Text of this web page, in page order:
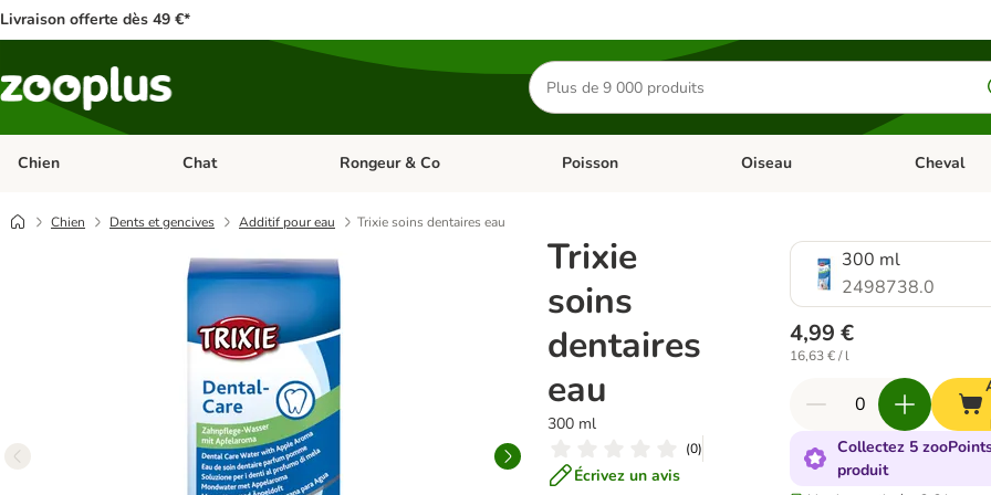
Livraison offerte dès 49 €*
Rechercher
des
produits
Chien Dérouler les catégories: Chien
Chat Dérouler les catégories: Chat
Rongeur & Co Dérouler les catégories: Rongeur & Co
Poisson Dérouler les catégories: Poisson
Oiseau Dérouler les
Cheval
Chien Dents et gencives Additif pour eau Trixie soins dentaires eau
Trixie
soins
dentaires
eau
300 ml
(0)
Écrivez un avis
300 ml
2498738.0
4,99 €
16,63 € / l
Collectez 5
produit